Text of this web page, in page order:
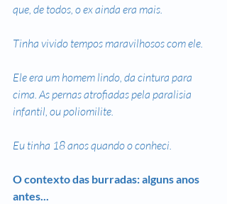
que, de todos, o ex ainda era mais.
Tinha vivido tempos maravilhosos com ele.
Ele era um homem lindo, da cintura para
cima. As pernas atrofiadas pela paralisia
infantil, ou poliomilite.
Eu tinha 18 anos quando o conheci.
O contexto das burradas: alguns anos
antes...